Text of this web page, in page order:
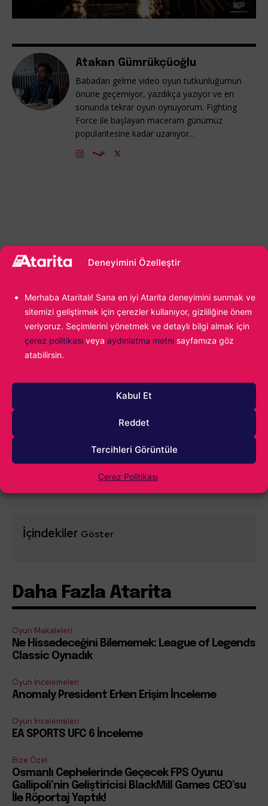
Deneyimini Özelleştir
Merhaba Ataritalı! Sana en iyi Atarita deneyimini sunmak ve
sitemizi geliştirmek için çerezler kullanıyor, gizliliğine önem
veriyoruz. Seçimlerini yönetmek ve detaylı bilgi almak için
çerez politikası veya aydınlatma metni sayfamıza göz
atabilirsin.
Kabul Et
Reddet
Tercihleri Görüntüle
Çerez Politikası
Atakan Gümrükçüoğlu
Babadan gelme video oyun tutkunluğumun
önüne geçemiyor, yazdıkça yazıyor ve en
sonunda tekrar oyun oynuyorum. Fighting
Force ile başlayan maceram günümüz
popülaritesine kadar uzanıyor...
İçindekiler Göster
Daha Fazla Atarita
Oyun Makaleleri
Ne Hissedeceğini Bilememek: League of Legends
Classic Oynadık
Oyun İncelemeleri
Anomaly President Erken Erişim İnceleme
Oyun İncelemeleri
EA SPORTS UFC 6 İnceleme
Bize Özel
Osmanlı Cephelerinde Geçecek FPS Oyunu
Gallipoli’nin Geliştiricisi BlackMill Games CEO’su
İle Röportaj Yaptık!